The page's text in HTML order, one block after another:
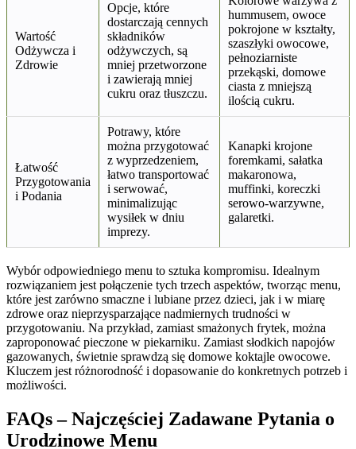
Wartość
Odżywcza i
Zdrowie
Opcje, które
dostarczają cennych
składników
odżywczych, są
mniej przetworzone
i zawierają mniej
cukru oraz tłuszczu.
hummusem, owoce
pokrojone w kształty,
szaszłyki owocowe,
pełnoziarniste
przekąski, domowe
ciasta z mniejszą
ilością cukru.
Łatwość
Przygotowania
i Podania
Potrawy, które
można przygotować
z wyprzedzeniem,
łatwo transportować
i serwować,
minimalizując
wysiłek w dniu
imprezy.
Kanapki krojone
foremkami, sałatka
makaronowa,
muffinki, koreczki
serowo-warzywne,
galaretki.
Wybór odpowiedniego menu to sztuka kompromisu. Idealnym
rozwiązaniem jest połączenie tych trzech aspektów, tworząc menu,
które jest zarówno smaczne i lubiane przez dzieci, jak i w miarę
zdrowe oraz nieprzysparzające nadmiernych trudności w
przygotowaniu. Na przykład, zamiast smażonych frytek, można
zaproponować pieczone w piekarniku. Zamiast słodkich napojów
gazowanych, świetnie sprawdzą się domowe koktajle owocowe.
Kluczem jest różnorodność i dopasowanie do konkretnych potrzeb i
możliwości.
FAQs – Najczęściej Zadawane Pytania o
Urodzinowe Menu